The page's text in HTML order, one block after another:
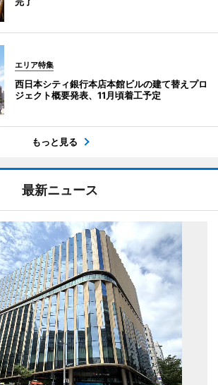
エリア特集
西日本シティ銀行本店本館ビルの建て替えプロ
ジェクト概要発表、11月頃着工予定
もっと見る
最新ニュース